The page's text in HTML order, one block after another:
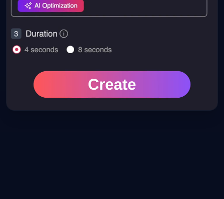
ความเร็วที่มากขึ้น